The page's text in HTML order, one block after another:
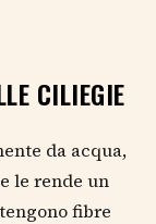
CILIEGIE
da acqua,
le rende un
fibre